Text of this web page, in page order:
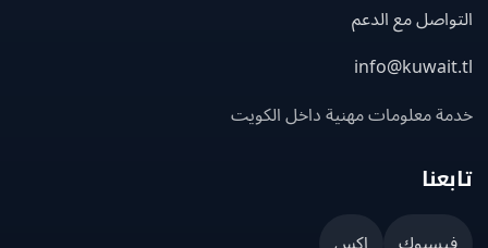
مع الدعم
معلومات مهنية داخل الكويت